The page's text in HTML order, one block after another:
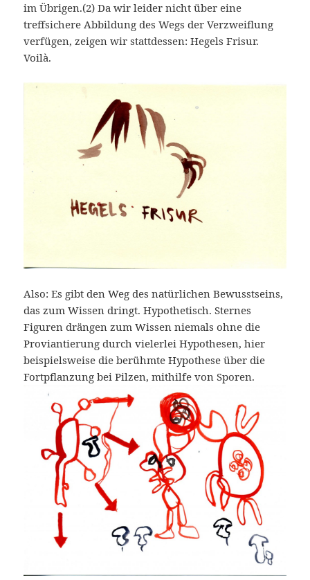
im Übrigen.(2) Da wir leider nicht über eine
treffsichere Abbildung des Wegs der Verzweiflung
verfügen, zeigen wir stattdessen: Hegels Frisur.
Voilà.
Also: Es gibt den Weg des natürlichen Bewusstseins,
das zum Wissen dringt. Hypothetisch. Sternes
Figuren drängen zum Wissen niemals ohne die
Proviantierung durch vielerlei Hypothesen, hier
beispielsweise die berühmte Hypothese über die
Fortpflanzung bei Pilzen, mithilfe von Sporen.